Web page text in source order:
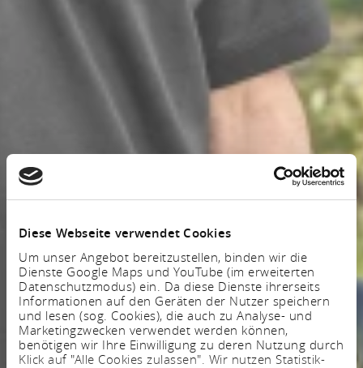
Diese Webseite verwendet Cookies
Um unser Angebot bereitzustellen, binden wir die
Dienste Google Maps und YouTube (im erweiterten
Datenschutzmodus) ein. Da diese Dienste ihrerseits
Informationen auf den Geräten der Nutzer speichern
und lesen (sog. Cookies), die auch zu Analyse- und
Marketingzwecken verwendet werden können,
benötigen wir Ihre Einwilligung zu deren Nutzung durch
Klick auf "Alle Cookies zulassen". Wir nutzen Statistik-